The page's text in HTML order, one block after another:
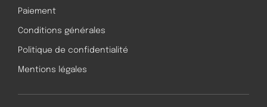
Paiement
Conditions générales
Politique de confidentialité
Mentions légales